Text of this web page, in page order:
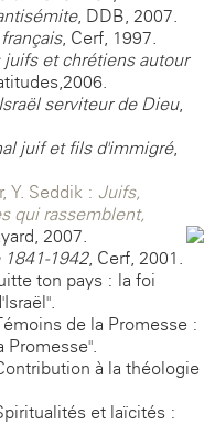
, DDB, 2007.
, Cerf, 1997.
juifs et chrétiens autour
serviteur de Dieu,
juif et fils d'immigré,
Y. Seddik : Juifs,
qui rassemblent,
2007.
1942, Cerf, 2001.
ton pays : la foi
de la Promesse :
Promesse".
à la théologie
et laïcités :